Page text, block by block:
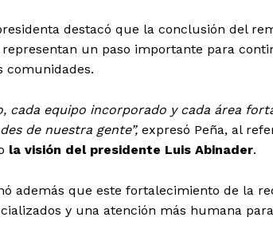
destacó que la conclusión del
un paso importante para
comunidades.
cada equipo incorporado y cada área
de nuestra gente”, expresó Peña, al
la visión del presidente Luis Abinader.
además que este fortalecimiento de la
y una atención más humana